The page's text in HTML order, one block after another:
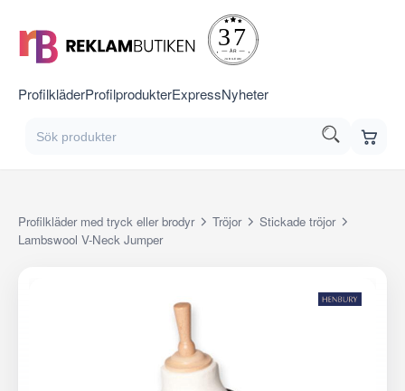
ProfilkläderProfilprodukterExpressNyheter
Profilkläder med tryck eller brodyr Tröjor
Stickade tröjor
Lambswool V-Neck Jumper